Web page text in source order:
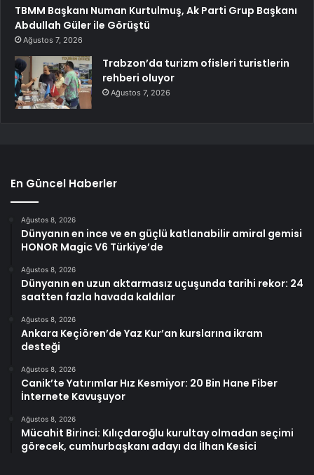
TBMM Başkanı Numan Kurtulmuş, Ak Parti Grup Başkanı
Abdullah Güler ile Görüştü
Ağustos 7, 2026
Trabzon’da turizm ofisleri turistlerin
rehberi oluyor
Ağustos 7, 2026
En Güncel Haberler
Ağustos 8, 2026
Dünyanın en ince ve en güçlü katlanabilir amiral gemisi
HONOR Magic V6 Türkiye’de
Ağustos 8, 2026
Dünyanın en uzun aktarmasız uçuşunda tarihi rekor: 24
saatten fazla havada kaldılar
Ağustos 8, 2026
Ankara Keçiören’de Yaz Kur’an kurslarına ikram
desteği
Ağustos 8, 2026
Canik’te Yatırımlar Hız Kesmiyor: 20 Bin Hane Fiber
İnternete Kavuşuyor
Ağustos 8, 2026
Mücahit Birinci: Kılıçdaroğlu kurultay olmadan seçimi
görecek, cumhurbaşkanı adayı da İlhan Kesici